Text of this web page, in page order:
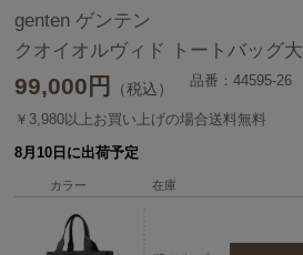
genten ゲンテン
クオイオルヴィド トートバッグ大
99,000 円 （税込） 品番：44595-26
￥3,980以上お買い上げの場合送料無料
8月10日に出荷予定
カラー 在庫